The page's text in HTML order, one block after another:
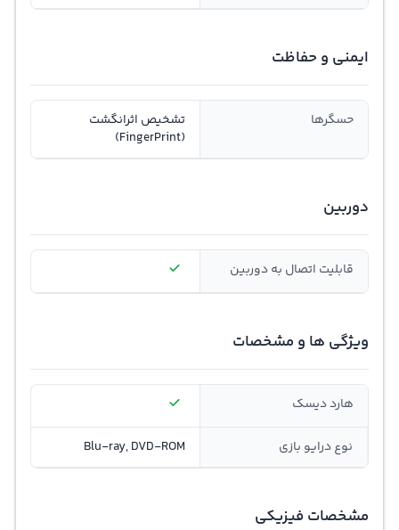
ایمنی و حفاظت
حسگرها
تشخیص اثرانگشت
(FingerPrint)
دوربین
قابلیت اتصال به دوربین
ویژگی ها و مشخصات
هارد دیسک
نوع درایو بازی Blu-ray, DVD-ROM
مشخصات فیزیکی